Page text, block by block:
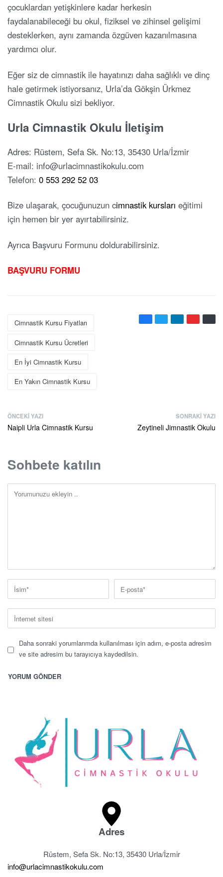
çocuklardan yetişkinlere kadar herkesin
faydalanabileceği bu okul, fiziksel ve zihinsel gelişimi
desteklerken, aynı zamanda özgüven kazanılmasına
yardımcı olur.
Eğer siz de cimnastik ile hayatınızı daha sağlıklı ve dinç
hale getirmek istiyorsanız, Urla’da Gökşin Ürkmez
Cimnastik Okulu sizi bekliyor.
Urla Cimnastik Okulu İletişim
Adres: Rüstem, Sefa Sk. No:13, 35430 Urla/İzmir
E-mail: info@urlacimnastikokulu.com
Telefon: 0 553 292 52 03
Bize ulaşarak, çocuğunuzun cimnastik kursları eğitimi
için hemen bir yer ayırtabilirsiniz.
Ayrıca Başvuru Formunu doldurabilirsiniz.
BAŞVURU FORMU
Cimnastik Kursu Fiyatları
Cimnastik Kursu Ücretleri
En İyi Cimnastik Kursu
En Yakın Cimnastik Kursu
ÖNCEKI YAZI
Naipli Urla Cimnastik Kursu
SONRAKI YAZI
Zeytineli Jimnastik Okulu
Sohbete katılın
Daha sonraki yorumlarımda kullanılması için adım, e-posta adresim
ve site adresim bu tarayıcıya kaydedilsin.
Adres
Rüstem, Sefa Sk. No:13, 35430 Urla/İzmir
info@urlacimnastikokulu.com